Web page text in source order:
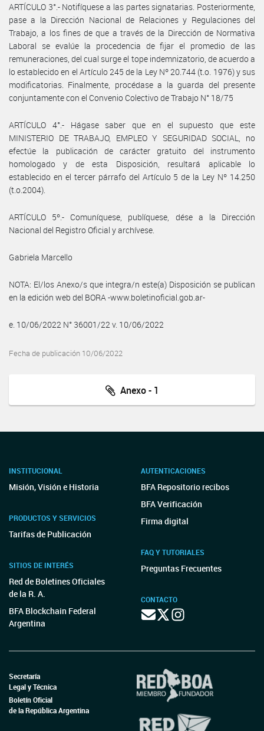
ARTÍCULO 3°.- Notifíquese a las partes signatarias. Posteriormente,
pase a la Dirección Nacional de Relaciones y Regulaciones del
Trabajo, a los fines de que a través de la Dirección de Normativa
Laboral se evalúe la procedencia de fijar el promedio de las
remuneraciones, del cual surge el tope indemnizatorio, de acuerdo a
lo establecido en el Artículo 245 de la Ley Nº 20.744 (t.o. 1976) y sus
modificatorias. Finalmente, procédase a la guarda del presente
conjuntamente con el Convenio Colectivo de Trabajo N° 18/75
ARTÍCULO 4°.- Hágase saber que en el supuesto que este
MINISTERIO DE TRABAJO, EMPLEO Y SEGURIDAD SOCIAL, no
efectúe la publicación de carácter gratuito del instrumento
homologado y de esta Disposición, resultará aplicable lo
establecido en el tercer párrafo del Artículo 5 de la Ley Nº 14.250
(t.o.2004).
ARTÍCULO 5º.- Comuníquese, publíquese, dése a la Dirección
Nacional del Registro Oficial y archívese.
Gabriela Marcello
NOTA: El/los Anexo/s que integra/n este(a) Disposición se publican
en la edición web del BORA -www.boletinoficial.gob.ar-
e. 10/06/2022 N° 36001/22 v. 10/06/2022
Fecha de publicación 10/06/2022
Anexo - 1
INSTITUCIONAL
Misión, Visión e Historia
PRODUCTOS Y SERVICIOS
Tarifas de Publicación
SITIOS DE INTERÉS
Red de Boletines Oficiales
de la R. A.
BFA Blockchain Federal
Argentina
AUTENTICACIONES
BFA Repositorio recibos
BFA Verificación
Firma digital
FAQ Y TUTORIALES
Preguntas Frecuentes
CONTACTO
Secretaría
Legal y Técnica
Boletín Oficial
de la República Argentina